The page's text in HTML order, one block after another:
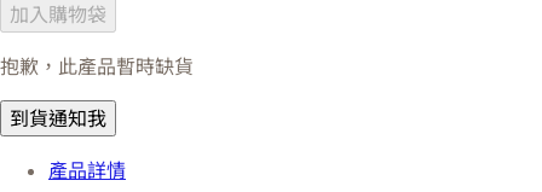
加入購物袋
抱歉，此產品暫時缺貨
到貨通知我
產品詳情